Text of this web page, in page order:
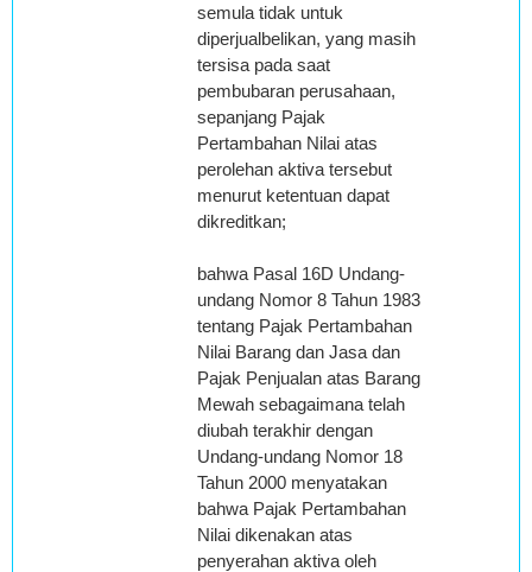
semula tidak untuk
diperjualbelikan, yang masih
tersisa pada saat
pembubaran perusahaan,
sepanjang Pajak
Pertambahan Nilai atas
perolehan aktiva tersebut
menurut ketentuan dapat
dikreditkan;
bahwa Pasal 16D Undang-
undang Nomor 8 Tahun 1983
tentang Pajak Pertambahan
Nilai Barang dan Jasa dan
Pajak Penjualan atas Barang
Mewah sebagaimana telah
diubah terakhir dengan
Undang-undang Nomor 18
Tahun 2000 menyatakan
bahwa Pajak Pertambahan
Nilai dikenakan atas
penyerahan aktiva oleh